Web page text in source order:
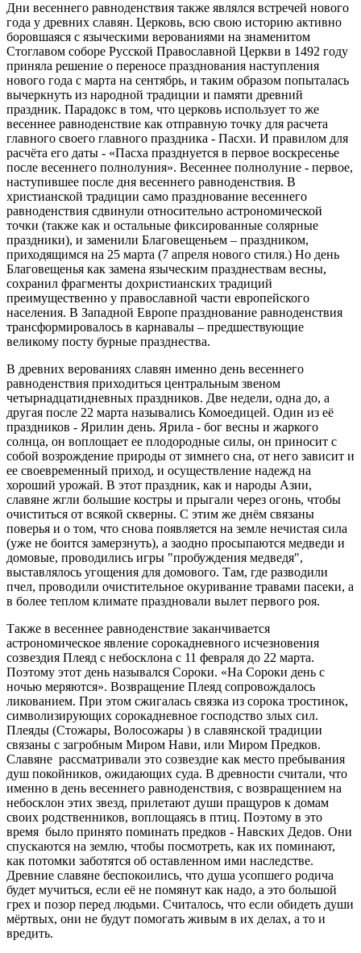
Дни весеннего равноденствия также являлся встречей нового
года у древних славян. Церковь, всю свою историю активно
боровшаяся с языческими верованиями на знаменитом
Стоглавом соборе Русской Православной Церкви в 1492 году
приняла решение о переносе празднования наступления
нового года с марта на сентябрь, и таким образом попыталась
вычеркнуть из народной традиции и памяти древний
праздник. Парадокс в том, что церковь использует то же
весеннее равноденствие как отправную точку для расчета
главного своего главного праздника - Пасхи. И правилом для
расчёта его даты - «Пасха празднуется в первое воскресенье
после весеннего полнолуния». Весеннее полнолуние - первое,
наступившее после дня весеннего равноденствия. В
христианской традиции само празднование весеннего
равноденствия сдвинули относительно астрономической
точки (также как и остальные фиксированные солярные
праздники), и заменили Благовещеньем – праздником,
приходящимся на 25 марта (7 апреля нового стиля.) Но день
Благовещенья как замена языческим празднествам весны,
сохранил фрагменты дохристианских традиций
преимущественно у православной части европейского
населения. В Западной Европе празднование равноденствия
трансформировалось в карнавалы – предшествующие
великому посту бурные празднества.
В древних верованиях славян именно день весеннего
равноденствия приходиться центральным звеном
четырнадцатидневных праздников. Две недели, одна до, а
другая после 22 марта назывались Комоедицей. Один из её
праздников - Ярилин день. Ярила - бог весны и жаркого
солнца, он воплощает ее плодородные силы, он приносит с
собой возрождение природы от зимнего сна, от него зависит и
ее своевременный приход, и осуществление надежд на
хороший урожай. В этот праздник, как и народы Азии,
славяне жгли большие костры и прыгали через огонь, чтобы
очиститься от всякой скверны. С этим же днём связаны
поверья и о том, что снова появляется на земле нечистая сила
(уже не боится замерзнуть), а заодно просыпаются медведи и
домовые, проводились игры "пробуждения медведя",
выставлялось угощения для домового. Там, где разводили
пчел, проводили очистительное окуривание травами пасеки, а
в более теплом климате праздновали вылет первого роя.
Также в весеннее равноденствие заканчивается
астрономическое явление сорокадневного исчезновения
созвездия Плеяд с небосклона с 11 февраля до 22 марта.
Поэтому этот день назывался Сороки. «На Сороки день с
ночью меряются». Возвращение Плеяд сопровождалось
ликованием. При этом сжигалась связка из сорока тростинок,
символизирующих сорокадневное господство злых сил.
Плеяды (Стожары, Волосожары ) в славянской традиции
связаны с загробным Миром Нави, или Миром Предков.
Славяне рассматривали это созвездие как место пребывания
душ покойников, ожидающих суда. В древности считали, что
именно в день весеннего равноденствия, с возвращением на
небосклон этих звезд, прилетают души пращуров к домам
своих родственников, воплощаясь в птиц. Поэтому в это
время было принято поминать предков - Навских Дедов. Они
спускаются на землю, чтобы посмотреть, как их поминают,
как потомки заботятся об оставленном ими наследстве.
Древние славяне беспокоились, что душа усопшего родича
будет мучиться, если её не помянут как надо, а это большой
грех и позор перед людьми. Считалось, что если обидеть души
мёртвых, они не будут помогать живым в их делах, а то и
вредить.